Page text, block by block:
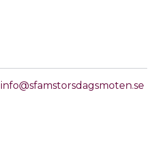
info@sfamstorsdagsmoten.se